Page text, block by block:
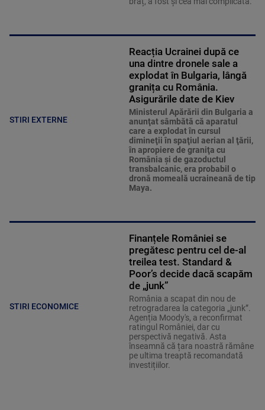
STIRI EXTERNE
Reacția Ucrainei după ce
una dintre dronele sale a
explodat în Bulgaria, lângă
granița cu România.
Asigurările date de Kiev
Ministerul Apărării din Bulgaria a
anunţat sâmbătă că aparatul
care a explodat în cursul
dimineţii în spaţiul aerian al ţării,
în apropiere de graniţa cu
România şi de gazoductul
transbalcanic, era probabil o
dronă momeală ucraineană de tip
Maya.
STIRI ECONOMICE
Finanțele României se
pregătesc pentru cel de-al
treilea test. Standard &
Poor’s decide dacă scapăm
de „junk”
România a scapat din nou de
retrogradarea la categoria „junk”.
Agenția Moody's, a reconfirmat
ratingul României, dar cu
perspectivă negativă. Asta
înseamnă că țara noastră rămâne
pe ultima treaptă recomandată
investițiilor.